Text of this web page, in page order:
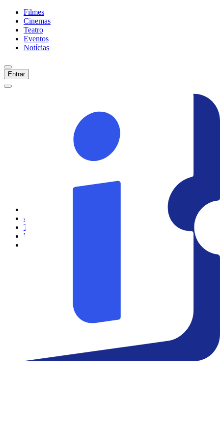
Filmes
Cinemas
Teatro
Eventos
Notícias
Entrar
Cinemas
Teatro
Eventos